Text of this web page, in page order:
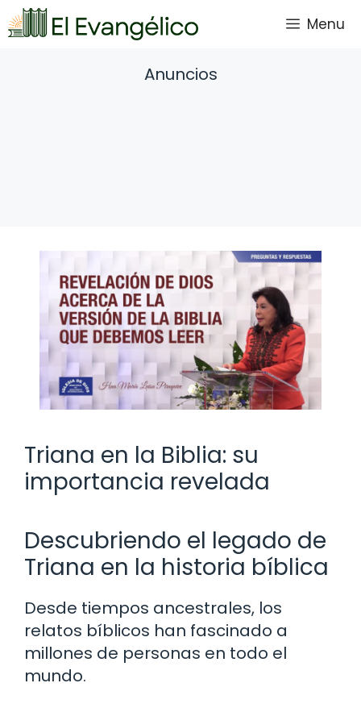
Saltar
al
Menu
Anuncios
Triana en la Biblia: su
importancia revelada
Descubriendo el legado de
Triana en la historia bíblica
Desde tiempos ancestrales, los
relatos bíblicos han fascinado a
millones de personas en todo el
mundo.